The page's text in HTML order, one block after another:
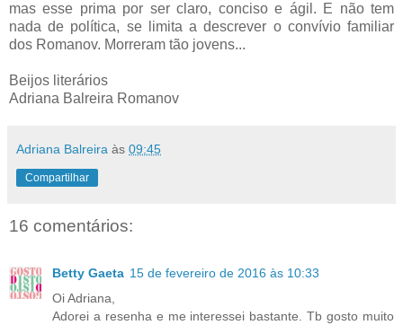
mas esse prima por ser claro, conciso e ágil. E não tem
nada de política, se limita a descrever o convívio familiar
dos Romanov. Morreram tão jovens...
Beijos literários
Adriana Balreira Romanov
Adriana Balreira às 09:45
Compartilhar
16 comentários:
Betty Gaeta 15 de fevereiro de 2016 às 10:33
Oi Adriana,
Adorei a resenha e me interessei bastante. Tb gosto muito